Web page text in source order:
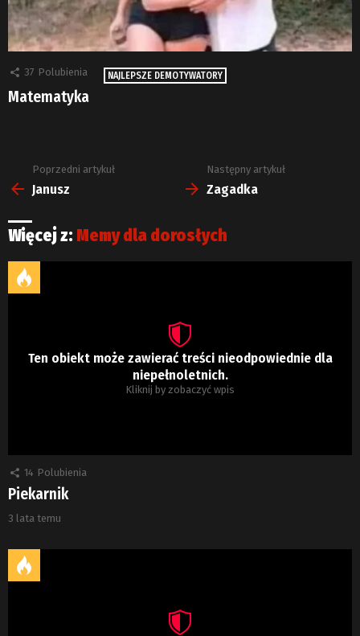
37 Polubienia NAJLEPSZE DEMOTYWATORY
Matematyka
Zobacz
więcej
Poprzedni artykuł
Janusz
Następny artykuł
Zagadka
Więcej z: Memy dla dorosłych
Ten obiekt może zawierać treści nieodpowiednie dla
niepełnoletnich.
Kliknij by zobaczyć wpis
14 Polubienia
Piekarnik
3 lata temu